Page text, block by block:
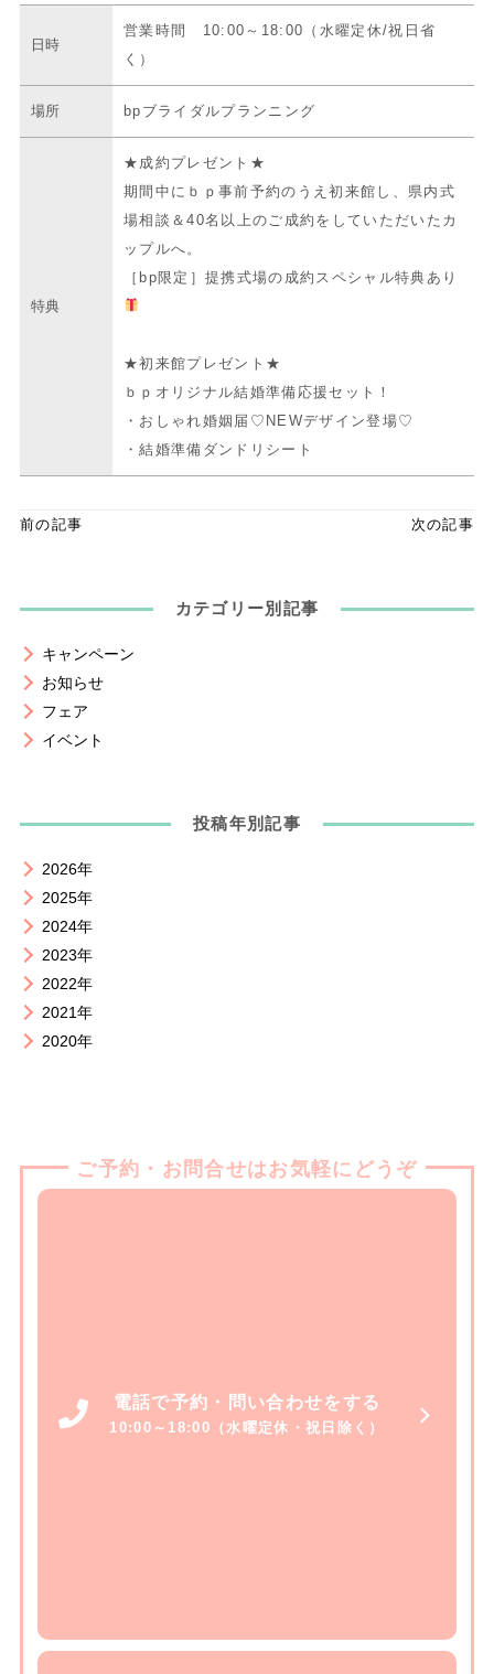
日時
営業時間 10:00～18:00（水曜定休/祝日省
く）
場所 bpブライダルプランニング
特典
★成約プレゼント★
期間中にｂｐ事前予約のうえ初来館し、県内式
場相談＆40名以上のご成約をしていただいたカ
ップルへ。
［bp限定］提携式場の成約スペシャル特典あり
★初来館プレゼント★
ｂｐオリジナル結婚準備応援セット！
・おしゃれ婚姻届♡NEWデザイン登場♡
・結婚準備ダンドリシート
前の記事 次の記事
カテゴリー別記事
キャンペーン
お知らせ
フェア
イベント
投稿年別記事
2026年
2025年
2024年
2023年
2022年
2021年
2020年
ご予約・お問合せはお気軽にどうぞ
電話で予約・問い合わせをする
10:00～18:00（水曜定休・祝日除く）